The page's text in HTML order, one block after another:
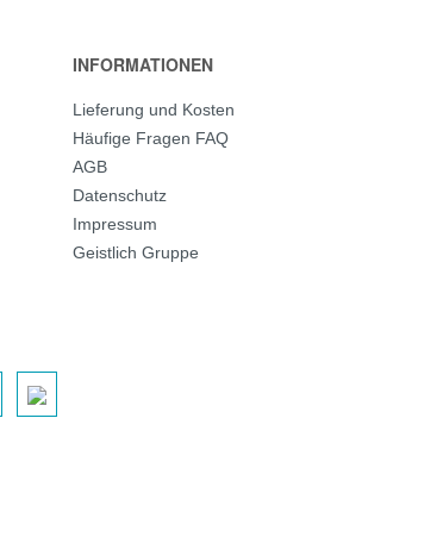
INFORMATIONEN
Lieferung und Kosten
Häufige Fragen FAQ
AGB
Datenschutz
Impressum
Geistlich Gruppe